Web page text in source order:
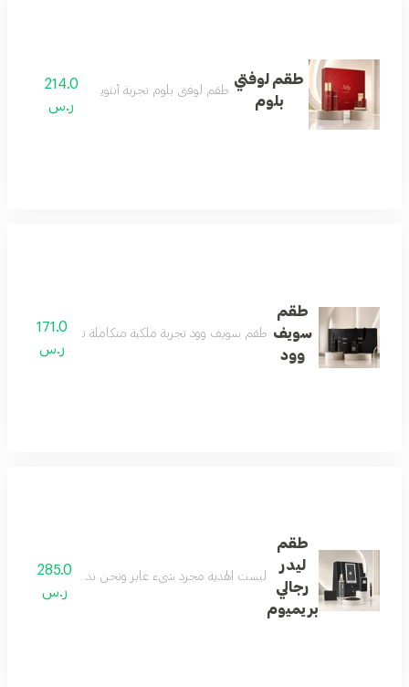
طقم لوفتي
بلوم
طقم لوفتي بلوم تجربة أنثوية متكاملة
214.0
ر.س
طقم
سويف
وود
طقم سويف وود تجربة ملكية متكاملة تبدأ بعطر فاخر
171.0
ر.س
طقم
ليدر
رجالي
بريميوم
ليست الهدية مجرد شيء عابر ونحن ندرك جيداً معناها
285.0
ر.س